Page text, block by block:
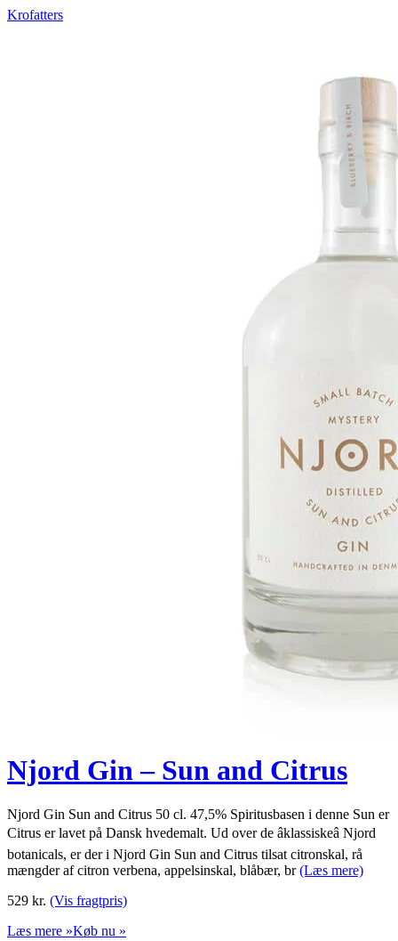
Krofatters
Njord Gin – Sun and Citrus
Njord Gin Sun and Citrus 50 cl. 47,5% Spiritusbasen i denne Sun er
Citrus er lavet på Dansk hvedemalt. Ud over de âklassiskeâ Njord
botanicals, er der i Njord Gin Sun and Citrus tilsat citronskal, rå
mængder af citron verbena, appelsinskal, blåbær, br(Læs mere)
529 kr. (Vis fragtpris)
Læs mere »Køb nu »